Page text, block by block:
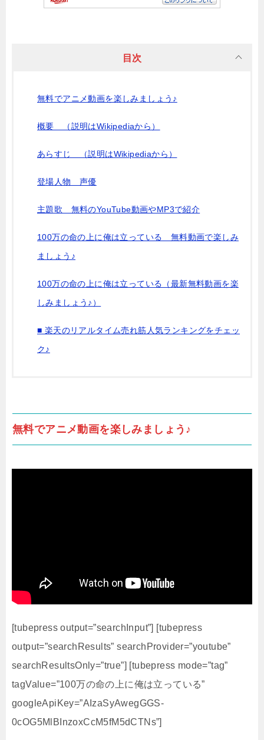
目次
無料でアニメ動画を楽しみましょう♪
概要 （説明はWikipediaから）
あらすじ （説明はWikipediaから）
登場人物 声優
主題歌 無料のYouTube動画やMP3で紹介
100万の命の上に俺は立っている 無料動画で楽しみ
ましょう♪
100万の命の上に俺は立っている（最新無料動画を楽
しみましょう♪）
■ 楽天のリアルタイム売れ筋人気ランキングをチェッ
ク♪
無料でアニメ動画を楽しみましょう♪
[tubepress output=”searchInput”] [tubepress
output=”searchResults” searchProvider=”youtube”
searchResultsOnly=”true”] [tubepress mode=”tag”
tagValue=”100万の命の上に俺は立っている”
googleApiKey=”AIzaSyAwegGGS-
0cOG5MlBInzoxCcM5fM5dCTNs”]